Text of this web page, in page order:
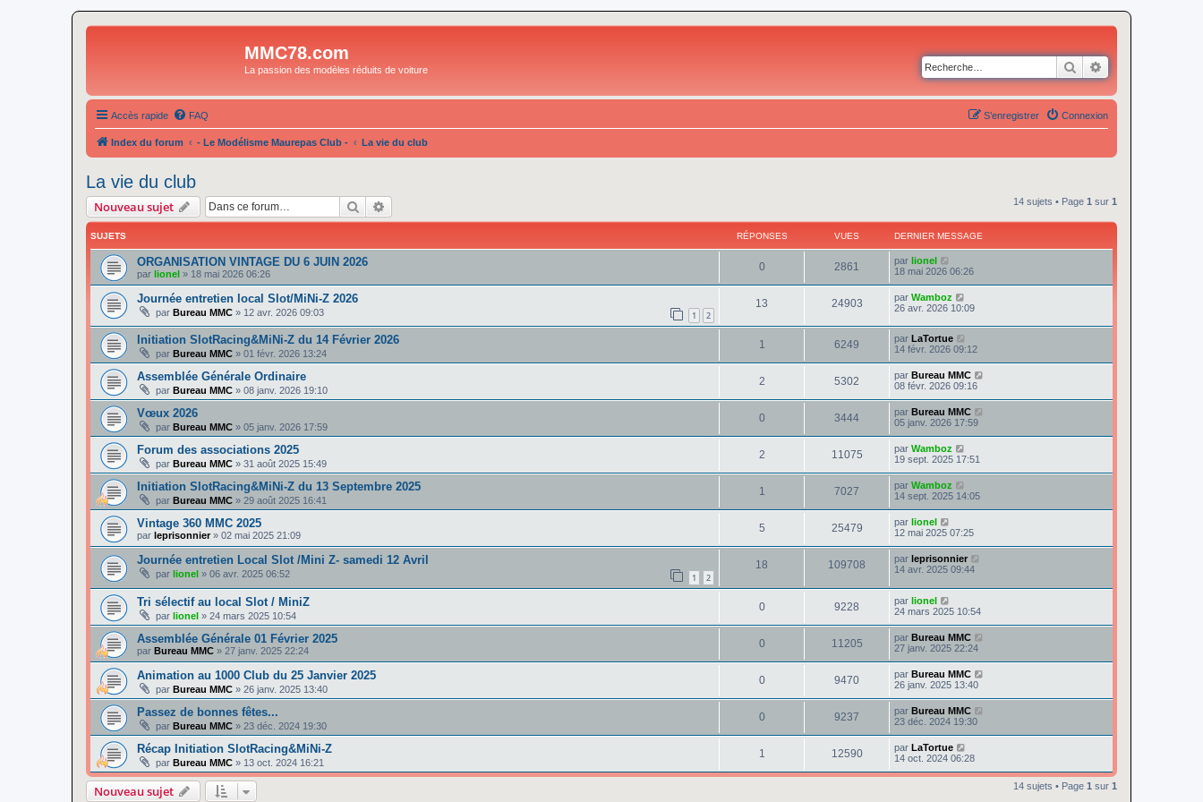
MMC78.com
La passion des modèles réduits de voiture Rechercher
Accès rapide FAQ Connexion
S’enregistrer
Index du forum - Le Modélisme Maurepas Club - La vie du club
La vie du club
Nouveau sujet Rechercher 14 sujets • Page 1 sur 1
SUJETS RÉPONSES VUES DERNIER MESSAGE
ORGANISATION VINTAGE DU 6 JUIN 2026
par lionel » 18 mai 2026 06:26
0 2861 par lionel
18 mai 2026 06:26
Journée entretien local Slot/MiNi-Z 2026
par Bureau MMC » 12 avr. 2026 09:03 1 2
13 24903 par Wamboz
26 avr. 2026 10:09
Initiation SlotRacing&MiNi-Z du 14 Février 2026
par Bureau MMC » 01 févr. 2026 13:24
1 6249 par LaTortue
14 févr. 2026 09:12
Assemblée Générale Ordinaire
par Bureau MMC » 08 janv. 2026 19:10
2 5302 par Bureau MMC
08 févr. 2026 09:16
Vœux 2026
par Bureau MMC » 05 janv. 2026 17:59
0 3444 par Bureau MMC
05 janv. 2026 17:59
Forum des associations 2025
par Bureau MMC » 31 août 2025 15:49
2 11075 par Wamboz
19 sept. 2025 17:51
Initiation SlotRacing&MiNi-Z du 13 Septembre 2025
par Bureau MMC » 29 août 2025 16:41
1 7027 par Wamboz
14 sept. 2025 14:05
Vintage 360 MMC 2025
par leprisonnier» 02 mai 2025 21:09
5 25479 par lionel
12 mai 2025 07:25
Journée entretien Local Slot /Mini Z- samedi 12 Avril
par lionel » 06 avr. 2025 06:52 1 2
18 109708 par leprisonnier
14 avr. 2025 09:44
Tri sélectif au local Slot / MiniZ
par lionel » 24 mars 2025 10:54
0 9228 par lionel
24 mars 2025 10:54
Assemblée Générale 01 Février 2025
par Bureau MMC » 27 janv. 2025 22:24
0 11205 par Bureau MMC
27 janv. 2025 22:24
Animation au 1000 Club du 25 Janvier 2025
par Bureau MMC » 26 janv. 2025 13:40
0 9470 par Bureau MMC
26 janv. 2025 13:40
Passez de bonnes fêtes...
par Bureau MMC » 23 déc. 2024 19:30
0 9237 par Bureau MMC
23 déc. 2024 19:30
Récap Initiation SlotRacing&MiNi-Z
par Bureau MMC » 13 oct. 2024 16:21
1 12590 par LaTortue
14 oct. 2024 06:28
Nouveau sujet 14 sujets • Page 1 sur 1